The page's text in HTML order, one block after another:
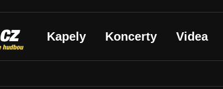
Kapely Koncerty Videa